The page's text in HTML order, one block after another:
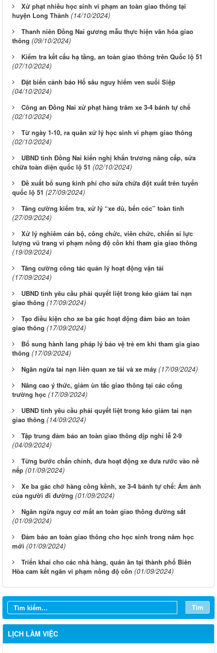
Xử phạt nhiều học sinh vi phạm an toàn giao thông tại
huyện Long Thành (14/10/2024)
Thanh niên Đồng Nai gương mẫu thực hiện văn hóa giao
thông (09/10/2024)
Kiểm tra kết cấu hạ tầng, an toàn giao thông trên Quốc lộ 51
(07/10/2024)
Đặt biển cảnh báo Hố sâu nguy hiểm ven suối Siệp
(04/10/2024)
Công an Đồng Nai xử phạt hàng trăm xe 3-4 bánh tự chế
(02/10/2024)
Từ ngày 1-10, ra quân xử lý học sinh vi phạm giao thông
(02/10/2024)
UBND tỉnh Đồng Nai kiến nghị khẩn trương nâng cấp, sửa
chữa toàn diện quốc lộ 51 (02/10/2024)
Đề xuất bổ sung kinh phí cho sửa chữa đột xuất trên tuyến
quốc lộ 51 (27/09/2024)
Tăng cường kiểm tra, xử lý “xe dù, bến cóc” toàn tỉnh
(27/09/2024)
Xử lý nghiêm cán bộ, công chức, viên chức, chiến sĩ lực
lượng vũ trang vi phạm nồng độ cồn khi tham gia giao thông
(19/09/2024)
Tăng cường công tác quản lý hoạt động vận tải
(17/09/2024)
UBND tỉnh yêu cầu phải quyết liệt trong kéo giảm tai nạn
giao thông (17/09/2024)
Tạo điều kiện cho xe ba gác hoạt động đảm bảo an toàn
giao thông (17/09/2024)
Bổ sung hành lang pháp lý bảo vệ trẻ em khi tham gia giao
thông (17/09/2024)
Ngăn ngừa tai nạn liên quan xe tải và xe máy (17/09/2024)
Nâng cao ý thức, giảm ùn tắc giao thông tại các cổng
trường học (17/09/2024)
UBND tỉnh yêu cầu phải quyết liệt trong kéo giảm tai nạn
giao thông (14/09/2024)
Tập trung đảm bảo an toàn giao thông dịp nghỉ lễ 2-9
(04/09/2024)
Từng bước chấn chỉnh, đưa hoạt động xe đưa rước vào nề
nếp (01/09/2024)
Xe ba gác chở hàng cồng kềnh, xe 3-4 bánh tự chế: Ám ảnh
của người đi đường (01/09/2024)
Ngăn ngừa nguy cơ mất an toàn giao thông đường sắt
(01/09/2024)
Đảm bảo an toàn giao thông cho học sinh trong năm học
mới (01/09/2024)
Triển khai cho các nhà hàng, quán ăn tại thành phố Biên
Hòa cam kết ngăn vi phạm nồng độ cồn (01/09/2024)
Tìm
LỊCH LÀM VIỆC
Từ ngày 03/8/2026 đến ngày 09/8/2026
Từ ngày 27/7/2026 đến ngày 02/8/2026
Từ ngày 20/7/2026 đến ngày 26/7/2026
Từ ngày 13/7/2026 đến ngày 18/7/2026